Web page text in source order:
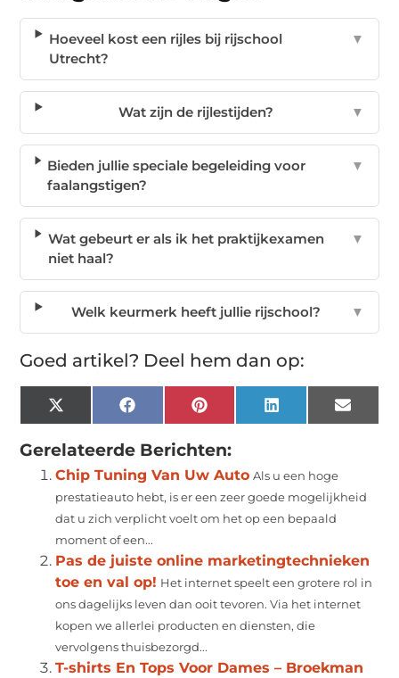
Hoeveel kost een rijles bij rijschool
Utrecht?
▼
Wat zijn de rijlestijden? ▼
Bieden jullie speciale begeleiding voor
faalangstigen?
▼
Wat gebeurt er als ik het praktijkexamen
niet haal?
▼
Welk keurmerk heeft jullie rijschool? ▼
Goed artikel? Deel hem dan op:
X
(Twitter)
Facebook Pinterest LinkedIn Email
Gerelateerde Berichten:
Chip Tuning Van Uw Auto Als u een hoge
prestatieauto hebt, is er een zeer goede mogelijkheid
dat u zich verplicht voelt om het op een bepaald
moment of een...
Pas de juiste online marketingtechnieken
toe en val op! Het internet speelt een grotere rol in
ons dagelijks leven dan ooit tevoren. Via het internet
kopen we allerlei producten en diensten, die
vervolgens thuisbezorgd...
T-shirts En Tops Voor Dames – Broekman